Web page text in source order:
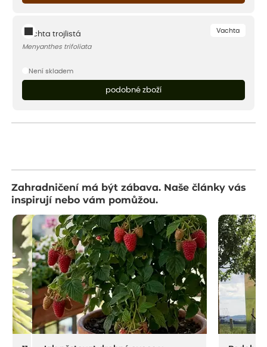
Vachta
Vachta trojlistá
Menyanthes trifoliata
Není skladem
podobné zboží
Zahradničení má být zábava. Naše články vás
inspirují nebo vám pomůžou.